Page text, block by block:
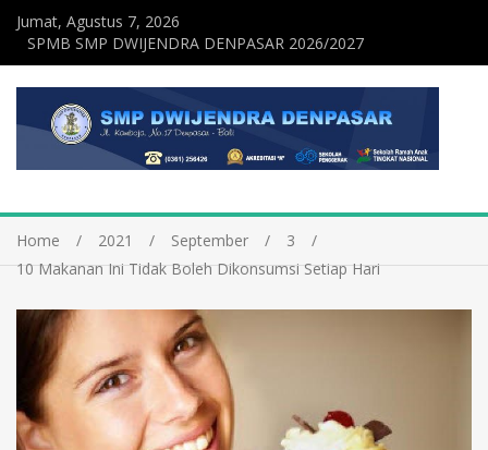
Jumat, Agustus 7, 2026
SPMB SMP DWIJENDRA DENPASAR 2026/2027
Home 2021 September
3
10 Makanan Ini Tidak Boleh Dikonsumsi Setiap Hari